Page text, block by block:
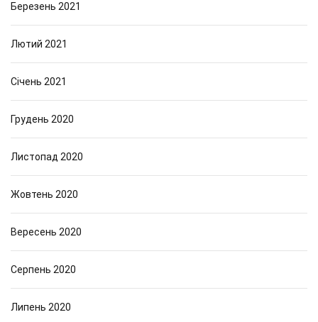
Березень 2021
Лютий 2021
Січень 2021
Грудень 2020
Листопад 2020
Жовтень 2020
Вересень 2020
Серпень 2020
Липень 2020